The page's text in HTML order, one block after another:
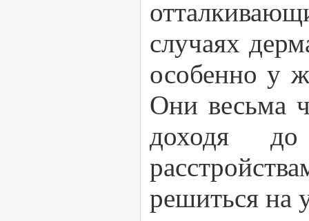
случаях
особенно у
Они весьма
доходя
решиться на